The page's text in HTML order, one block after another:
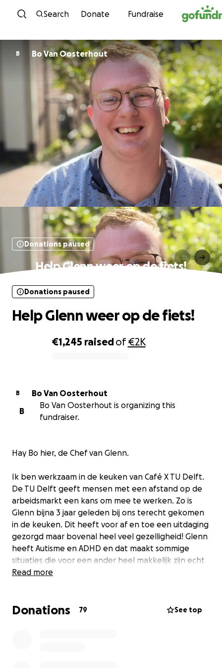
Skip to content
Search Donate Fundraise
B Bo Van Oosterhout
Donations paused
Help Glenn weer op de fiets!
€1,245 raisedof€2K
Donations paused
Help Glenn weer op de fiets!
B
Bo Van Oosterhout
B
Bo Van Oosterhout is organizing this
fundraiser.
Hay Bo hier, de Chef van Glenn.
Ik ben werkzaam in de keuken van Café X TU Delft.
De TU Delft geeft mensen met een afstand op de
arbeidsmarkt een kans om mee te werken. Zo is
Glenn bijna 3 jaar geleden bij ons terecht gekomen
in de keuken. Dit heeft voor af en toe een uitdaging
gezorgd maar bovenal heel veel gezelligheid! Glenn
heeft Autisme en ADHD en dat maakt sommige
situaties die voor een ander heel makkelijk zijn echt
een stuk ingewikkelder.
mijn hulpvraag zit.
Read more
Donations 79 See top